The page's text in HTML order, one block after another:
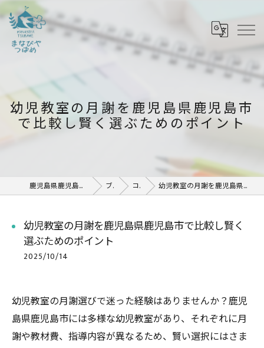
幼児教室の月謝を鹿児島県鹿児島市
で比較し賢く選ぶためのポイント
鹿児島県鹿児島市の塾ならまなびや つばめ ブログ コラム 幼児教室の月謝を鹿児島県鹿児島市で比較し賢く選ぶためのポイント
幼児教室の月謝を鹿児島県鹿児島市で比較し賢く
選ぶためのポイント
2025/10/14
幼児教室の月謝選びで迷った経験はありませんか？鹿児
島県鹿児島市には多様な幼児教室があり、それぞれに月
謝や教材費、指導内容が異なるため、賢い選択にはさま